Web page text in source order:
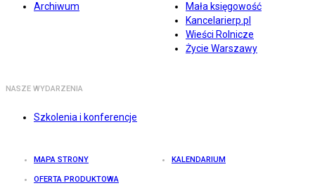
Archiwum
Mała księgowość
Kancelarierp.pl
Wieści Rolnicze
Życie Warszawy
NASZE WYDARZENIA
Szkolenia i konferencje
MAPA STRONY KALENDARIUM
OFERTA PRODUKTOWA